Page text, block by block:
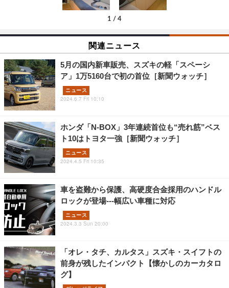
1 / 4
関連ニュース
5月の国内新車販売、スズキの軽「スペーシ
ア」1万5160台で初の首位［新聞ウォッチ］
ニュース
2024.6.7 Fri 10:10
ホンダ「N-BOX」3年連続首位も“売れ筋”ベス
ト10はトヨタ一強［新聞ウォッチ］
ニュース
2024.4.5 Fri 10:35
車を盗難から保護、高硬度合金採用のハンドル
ロックが登場---幅広い車種に対応
ニュース
2024.3.3 Sun 20:00
「オレ・タチ、カルタス」スズキ・スイフトの
前身が残したインパクト【懐かしのカーカタロ
グ】